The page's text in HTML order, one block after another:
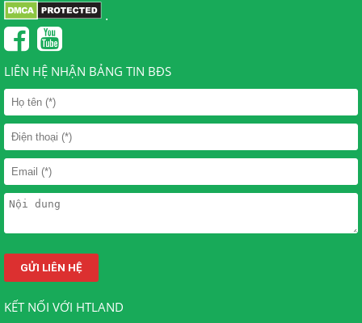
.
LIÊN HỆ NHẬN BẢNG TIN BĐS
KẾT NỐI VỚI HTLAND